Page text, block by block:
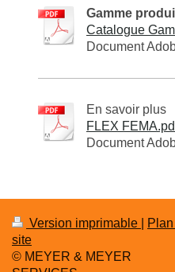
Gamme
Catalogue
Document
En savoir plus
FLEX
Document
Version imprimable
site
© MEYER & MEYER